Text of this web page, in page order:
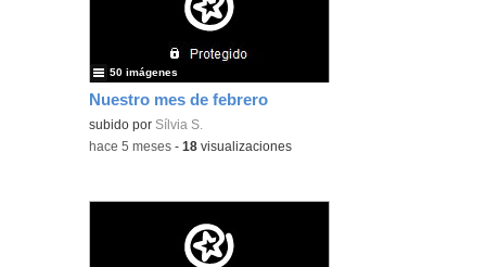
Nuestro mes de febrero
subido por Sílvia S.
50 imágenes
-hace 5 meses -18 visualizaciones